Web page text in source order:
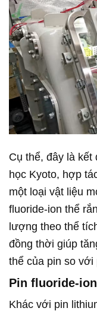
Cụ thể, đây là
học Kyoto, hợp
một loại vật liệu
fluoride-ion thể
lượng theo thể
đồng thời giúp
thể của pin so với
Pin fluoride-
Khác với pin